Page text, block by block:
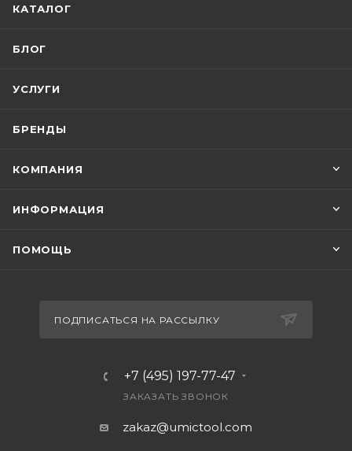
КАТАЛОГ
БЛОГ
УСЛУГИ
БРЕНДЫ
КОМПАНИЯ
ИНФОРМАЦИЯ
ПОМОЩЬ
ПОДПИСАТЬСЯ НА РАССЫЛКУ
+7 (495) 197-77-47
ЗАКАЗАТЬ ЗВОНОК
zakaz@umictool.com